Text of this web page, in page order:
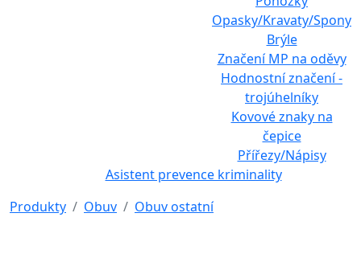
Opasky/Kravaty/Spony
Brýle
Značení MP na oděvy
Hodnostní značení -
trojúhelníky
Kovové znaky na
čepice
Přířezy/Nápisy
Asistent prevence kriminality
Produkty
Obuv Obuv ostatní